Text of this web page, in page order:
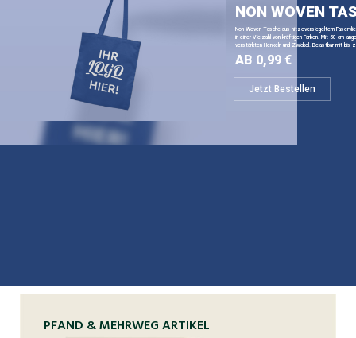
NON WOVEN
Non-Woven-Tasche aus hitzeversiegeltem
in einer Vielzahl von kräftigen Farben. Mit 50 cm
verstärkten Henkeln und Zwickel. Belastbar mit bis
Jetzt Bestellen
AB 0,99 €
PFAND & MEHRWEG ARTIKEL